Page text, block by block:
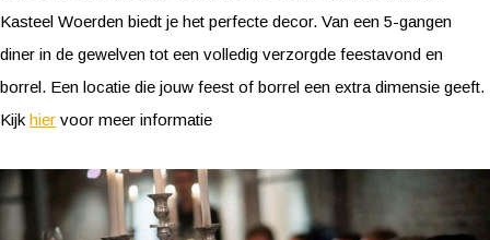
Kasteel Woerden biedt je het perfecte decor. Van een 5-gangen
diner in de gewelven tot een volledig verzorgde feestavond en
borrel. Een locatie die jouw feest of borrel een extra dimensie geeft.
Kijk hier voor meer informatie